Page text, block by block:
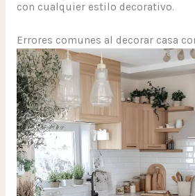
con cualquier estilo decorativo.
Errores comunes al decorar casa